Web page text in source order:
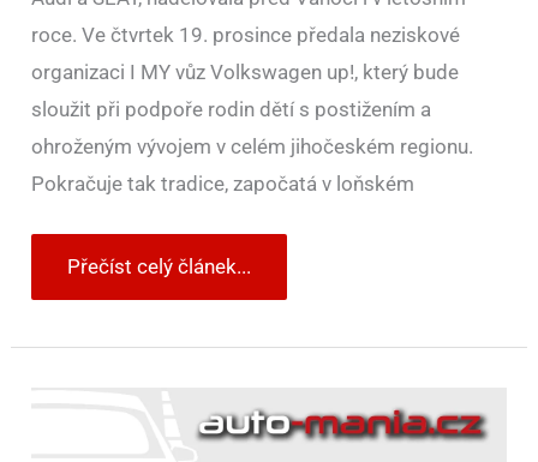
roce. Ve čtvrtek 19. prosince předala neziskové
organizaci I MY vůz Volkswagen up!, který bude
sloužit při podpoře rodin dětí s postižením a
ohroženým vývojem v celém jihočeském regionu.
Pokračuje tak tradice, započatá v loňském
Přečíst celý článek...